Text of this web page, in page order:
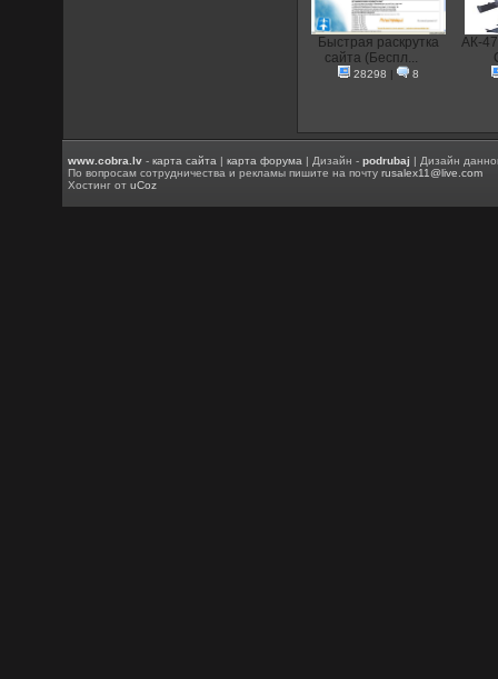
Быстрая раскрутка
сайта (Беспл...
28298 | 8
АК-
www.cobra.lv -карта сайта |карта форума | Дизайн -podrubaj | Дизайн
По вопросам сотрудничества и рекламы пишите на почтуrusalex11@live.com
Хостинг отuCoz